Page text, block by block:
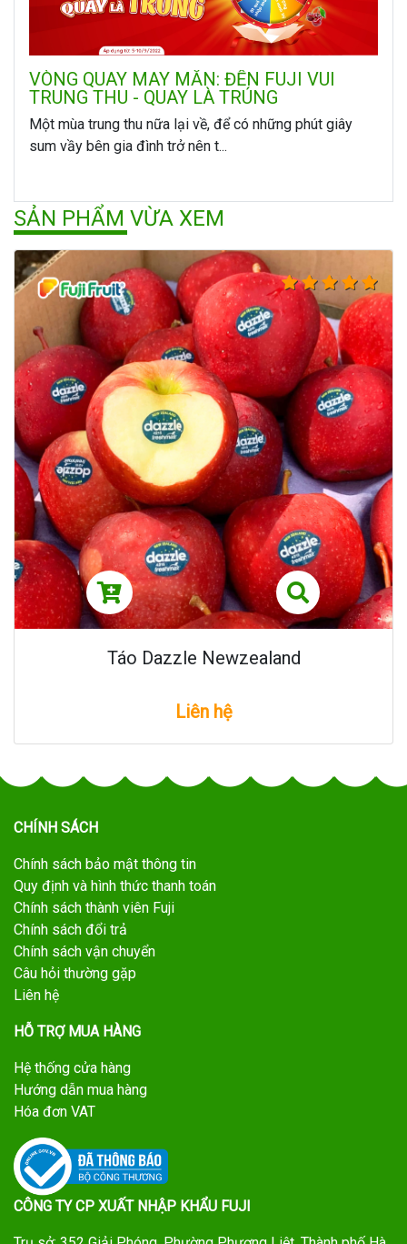
VÒNG QUAY MAY MẮN: ĐẾN FUJI VUI
TRUNG THU - QUAY LÀ TRÚNG
Một mùa trung thu nữa lại về, để có những phút giây
sum vầy bên gia đình trở nên t...
SẢN PHẨM VỪA XEM
Táo Dazzle Newzealand
Liên hệ
CHÍNH SÁCH
Chính sách bảo mật thông tin
Quy định và hình thức thanh toán
Chính sách thành viên Fuji
Chính sách đổi trả
Chính sách vận chuyển
Câu hỏi thường gặp
Liên hệ
HỖ TRỢ MUA HÀNG
Hệ thống cửa hàng
Hướng dẫn mua hàng
Hóa đơn VAT
CÔNG TY CP XUẤT NHẬP KHẨU FUJI